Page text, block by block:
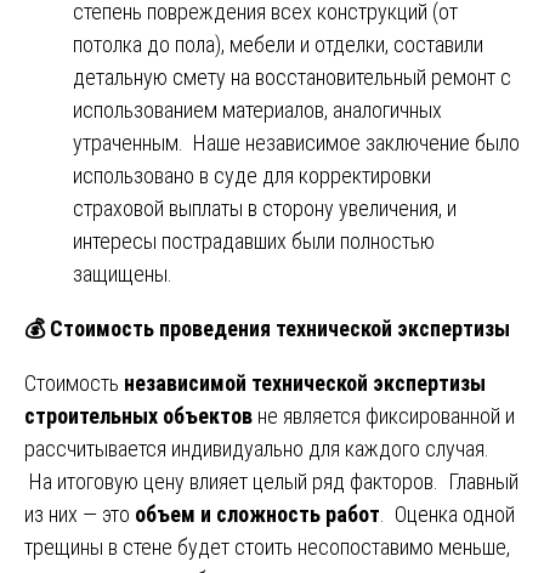
степень повреждения всех конструкций (от
потолка до пола), мебели и отделки, составили
детальную смету на восстановительный ремонт с
использованием материалов, аналогичных
утраченным. Наше независимое заключение было
использовано в суде для корректировки
страховой выплаты в сторону увеличения, и
интересы пострадавших были полностью
защищены.
💰Стоимость проведения технической экспертизы
Стоимость независимой технической экспертизы
строительных объектов не является фиксированной и
рассчитывается индивидуально для каждого случая.
На итоговую цену влияет целый ряд факторов. Главный
из них — это объем и сложность работ . Оценка одной
трещины в стене будет стоить несопоставимо меньше,